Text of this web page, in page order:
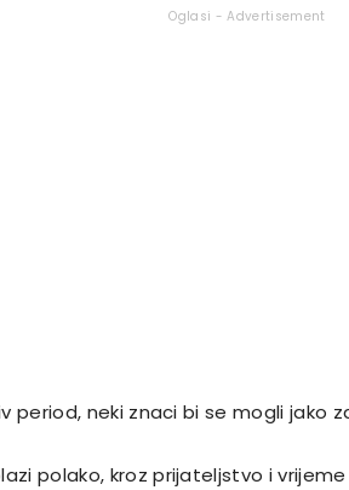
Oglasi - Advertisement
period, neki znaci bi se mogli jako
polako, kroz prijateljstvo i